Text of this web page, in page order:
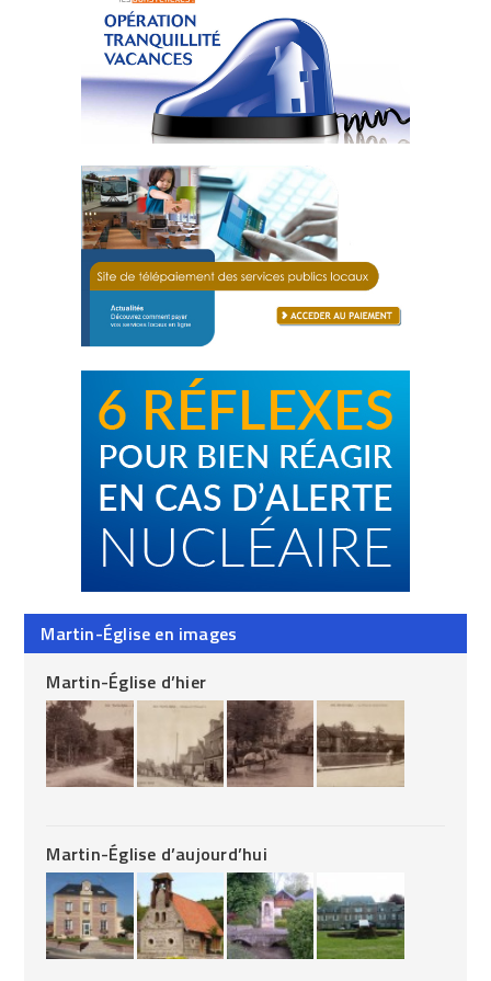
Martin-Église en images
Martin-Église d’hier
Martin-Église d’aujourd’hui